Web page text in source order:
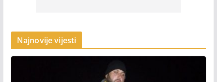
Najnovije vijesti